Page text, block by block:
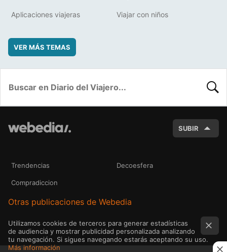
Aplicaciones viajeras Viajar con niños
VER MÁS TEMAS
SUBIR
Trendencias Decoesfera
Compradiccion
Otras publicaciones de Webedia
Utilizamos cookies de terceros para generar estadísticas
de audiencia y mostrar publicidad personalizada analizando
tu navegación. Si sigues navegando estarás aceptando su uso.
Más información